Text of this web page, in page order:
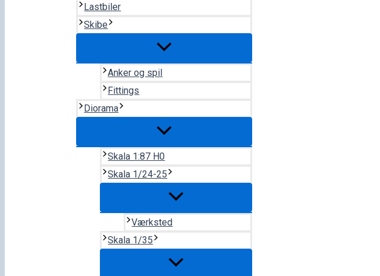
Lastbiler
Skibe
Anker og spil
Fittings
Diorama
Skala 1:87 H0
Skala 1/24-25
Værksted
Skala 1/35